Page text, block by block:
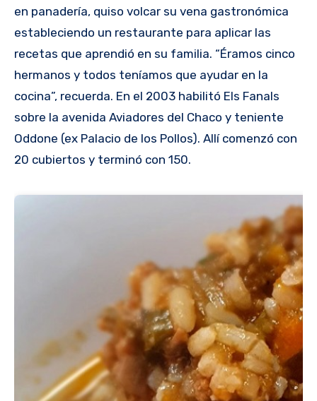
en panadería, quiso volcar su vena gastronómica
estableciendo un restaurante para aplicar las
recetas que aprendió en su familia. “Éramos cinco
hermanos y todos teníamos que ayudar en la
cocina”, recuerda. En el 2003 habilitó Els Fanals
sobre la avenida Aviadores del Chaco y teniente
Oddone (ex Palacio de los Pollos). Allí comenzó con
20 cubiertos y terminó con 150.